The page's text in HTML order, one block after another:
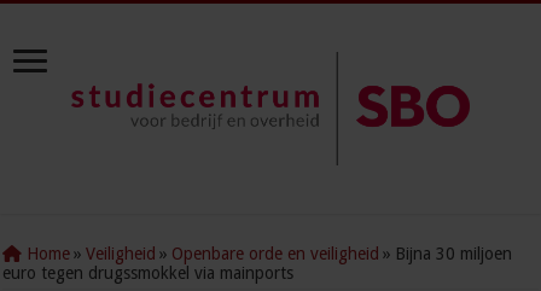
Home » Veiligheid » Openbare orde en veiligheid » Bijna 30 miljoen
euro tegen drugssmokkel via mainports